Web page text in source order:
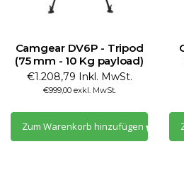
Camgear DV6P - Tripod
(75 mm - 10 Kg payload)
€1.208,79 Inkl. MwSt.
€999,00 exkl. MwSt.
Zum Warenkorb hinzufügen